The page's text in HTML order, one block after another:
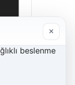
×